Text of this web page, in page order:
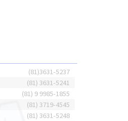
(81)3631-5237
(81) 3631-5241
(81) 9 9985-1855
(81) 3719-4545
(81) 3631-5248